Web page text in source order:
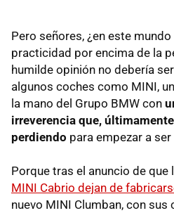
Pero señores, ¿en este
practicidad por encima de la
humilde opinión no debería
algunos coches como MINI,
la mano del Grupo BMW con
irreverencia que,
perdiendo para empezar a ser
Porque tras el anuncio de que
MINI Cabrio dejan de
nuevo MINI Clumban, con sus